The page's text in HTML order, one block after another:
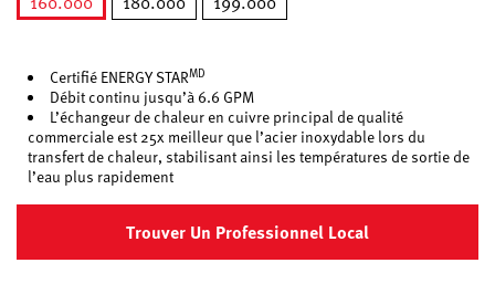
Certifié ENERGY STARMD
Débit continu jusqu’à 6.6 GPM
L’échangeur de chaleur en cuivre principal de qualité
commerciale est 25x meilleur que l’acier inoxydable lors du
transfert de chaleur, stabilisant ainsi les températures de sortie de
l’eau plus rapidement
Trouver Un Professionnel Local